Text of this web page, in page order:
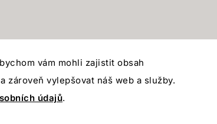
vám mohli zajistit obsah
zároveň vylepšovat náš web a služby.
údajů.